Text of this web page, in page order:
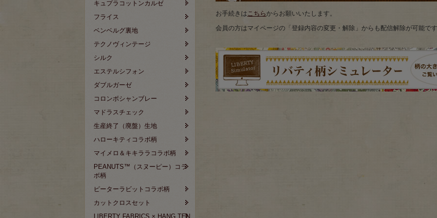
キュプラコットンカルゼ
フライス
ベンベルグ裏地
テクノヴィンテージ
シルク
エステルシフォン
ダブルガーゼ
コロンボシャンブレー
マドラスチェック
生産終了（廃盤）生地
ハローキティコラボ柄
マイメロ＆キキララコラボ柄
PEANUTS™（スヌーピー）コラ
ボ柄
ピーターラビットコラボ柄
カットクロスセット
LIBERTY FABRICS × HANG TEN
お手続きはこちら からお願いいたします。
会員の方はマイページの「登録内容の変更・解除」からも配信解除が可能で